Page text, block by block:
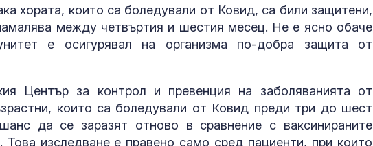
хората, които са боледували от Ковид, са били защитени,
между четвъртия и шестия месец. Не е ясно обаче
е осигурявал на организма по-добра защита от
Център за контрол и превенция на заболяванията от
които са боледували от Ковид преди три до шест
да се заразят отново в сравнение с ваксинираните
Това изследване е правено само сред пациенти, при които